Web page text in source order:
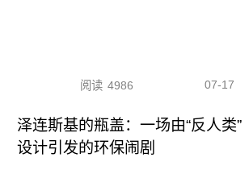
阅读 4986 07-17
泽连斯基的瓶盖：一场由“反人类”
设计引发的环保闹剧